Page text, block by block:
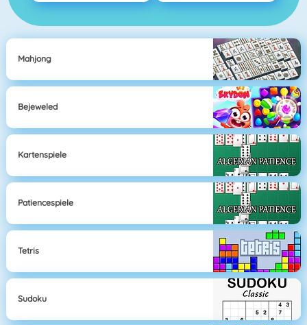
Mahjong
Bejeweled
Kartenspiele
Patiencespiele
Tetris
Sudoku